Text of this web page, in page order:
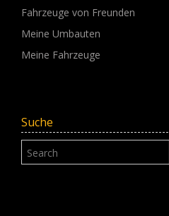
Fahrzeuge von Freunden
Meine Umbauten
Meine Fahrzeuge
Suche